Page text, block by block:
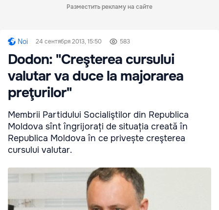
Разместить рекламу на сайте
Noi 24 сентября 2013, 15:50 583
Dodon: "Creşterea cursului
valutar va duce la majorarea
preţurilor"
Membrii Partidului Socialiştilor din Republica
Moldova sînt îngrijorați de situația creată în
Republica Moldova în ce privește creşterea
cursului valutar.